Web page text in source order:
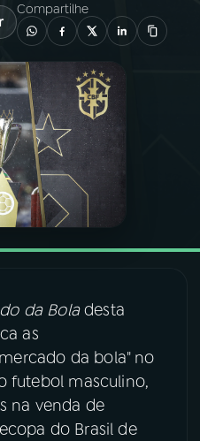
Facebook
Compartilhe
da Boladesta
as
da bola" no
futebol masculino,
na venda de
do Brasil de